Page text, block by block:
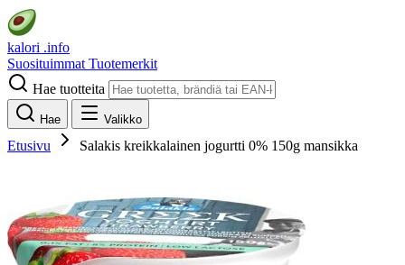
kalori .info
Suosituimmat Tuotemerkit
Hae tuotteita
Hae Valikko
Etusivu Salakis kreikkalainen jogurtti 0% 150g mansikka